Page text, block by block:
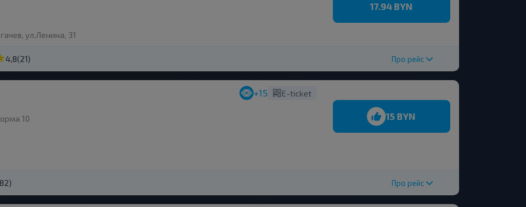
ул.Ленина, 31
17.94 BYN
4,8(21) Про рейс
10
+15 E-ticket
15 BYN
Про рейс